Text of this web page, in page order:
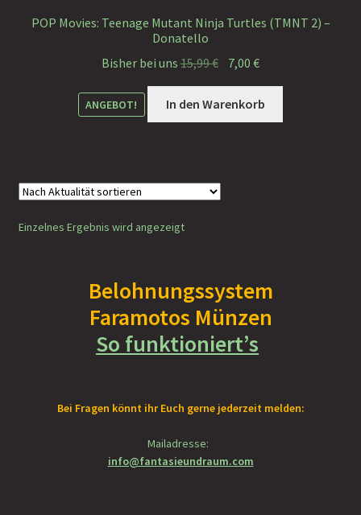
Faramotos Sammelmünzen – Das Belohnungssystem für
POP Movies: Teenage Mutant Ninja Turtles (TMNT 2) –
Donatello
Bisher bei uns15,99€ Ursprünglicher
Preis
war:
15,99 €
7,00€Aktueller
Preis
ist:
7,00 €.
ANGEBOT! In den Warenkorb
Einzelnes Ergebnis wird angezeigt
Belohnungssystem
Faramotos Münzen
So funktioniert’s
Bei Fragen könnt ihr Euch gerne jederzeit melden:
Mailadresse:
info@fantasieundraum.com